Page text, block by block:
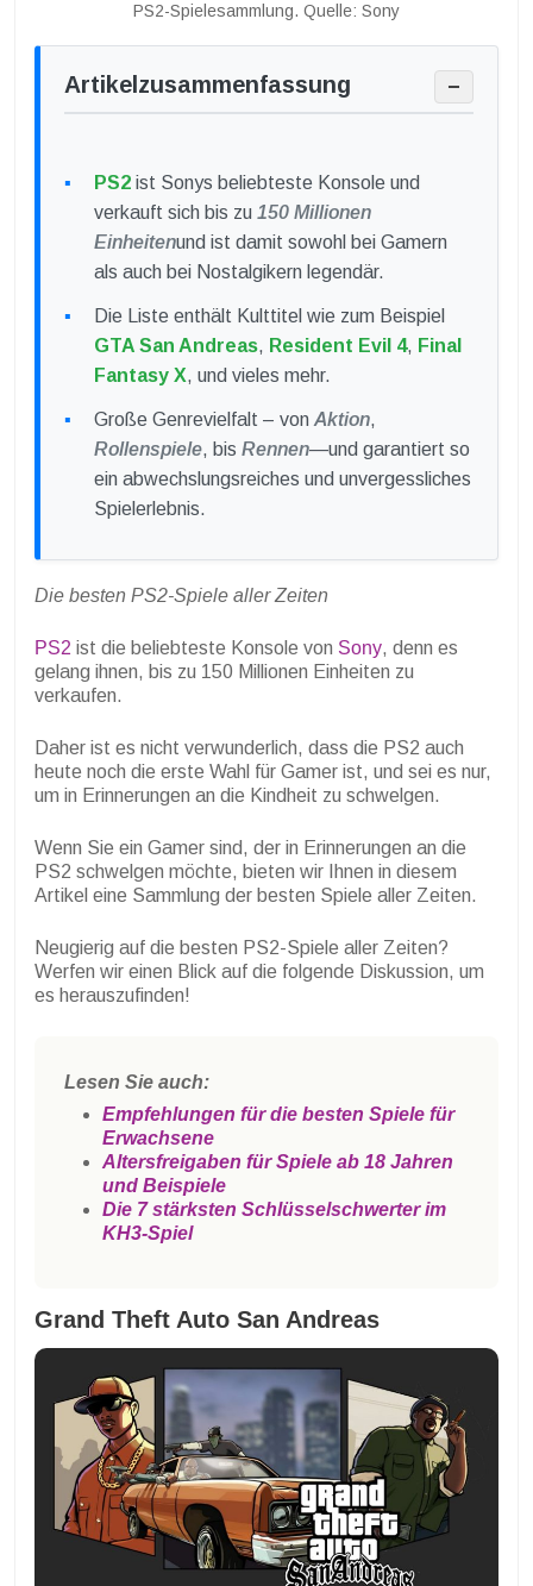
PS2-Spielesammlung. Quelle: Sony
Artikelzusammenfassung −
PS2 ist Sonys beliebteste Konsole und
verkauft sich bis zu 150 Millionen
Einheitenund ist damit sowohl bei Gamern
als auch bei Nostalgikern legendär.
Die Liste enthält Kulttitel wie zum Beispiel
GTA San Andreas, Resident Evil 4, Final
Fantasy X, und vieles mehr.
Große Genrevielfalt – von Aktion,
Rollenspiele, bis Rennen—und garantiert so
ein abwechslungsreiches und unvergessliches
Spielerlebnis.
Die besten PS2-Spiele aller Zeiten
PS2 ist die beliebteste Konsole von Sony, denn es
gelang ihnen, bis zu 150 Millionen Einheiten zu
verkaufen.
Daher ist es nicht verwunderlich, dass die PS2 auch
heute noch die erste Wahl für Gamer ist, und sei es nur,
um in Erinnerungen an die Kindheit zu schwelgen.
Wenn Sie ein Gamer sind, der in Erinnerungen an die
PS2 schwelgen möchte, bieten wir Ihnen in diesem
Artikel eine Sammlung der besten Spiele aller Zeiten.
Neugierig auf die besten PS2-Spiele aller Zeiten?
Werfen wir einen Blick auf die folgende Diskussion, um
es herauszufinden!
Lesen Sie auch:
Empfehlungen für die besten Spiele für
Erwachsene
Altersfreigaben für Spiele ab 18 Jahren
und Beispiele
Die 7 stärksten Schlüsselschwerter im
KH3-Spiel
Grand Theft Auto San Andreas